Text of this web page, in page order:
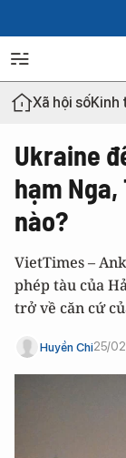
Xã hội sốKinh
Ukraine
hạm
nào?
VietTimes –
phép tàu của
trở về căn cứ
Huyền Chi25/